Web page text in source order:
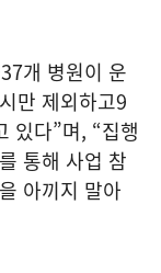
37개 병원이 운
만 제외하고9
있다”며, “집행
통해 사업 참
아끼지 말아